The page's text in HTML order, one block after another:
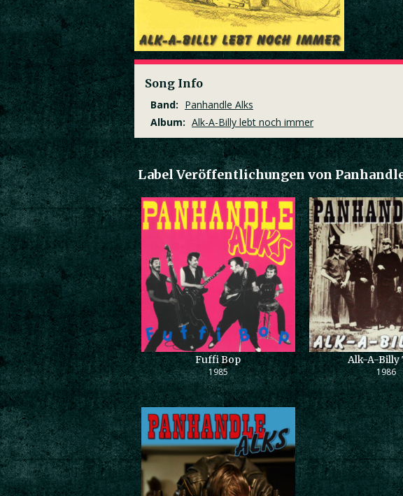
Song Info
Band: Panhandle Alks
Album: Alk-A-Billy lebt noch immer
Label Veröffentlichungen von
Fuffi Bop
1985
Alk-A-Billy
1986